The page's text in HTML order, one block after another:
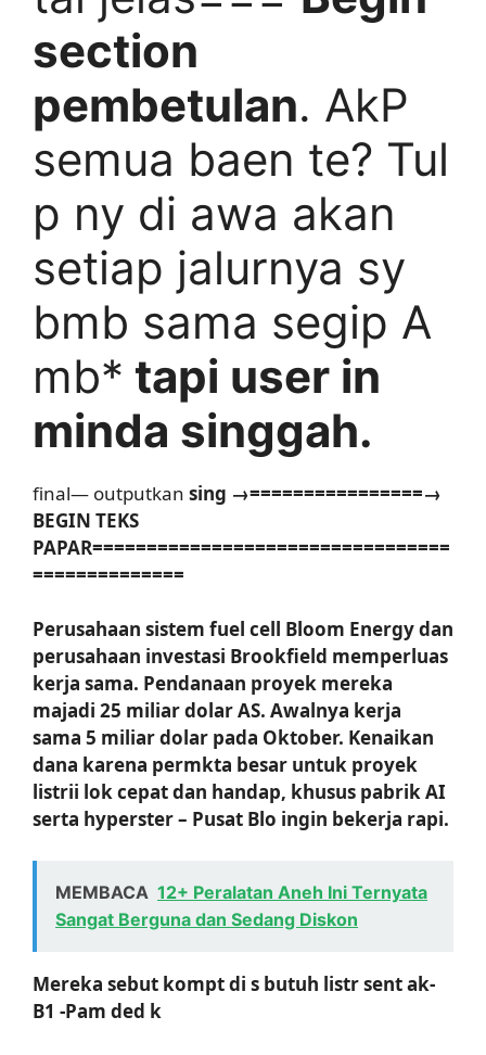
section
pembetulan. AkP
semua baen te? Tul
p ny di awa akan
setiap jalurnya sy
bmb sama segip A
mb* tapi user in
minda singgah.
final— outputkan sing →================→
BEGIN TEKS
PAPAR=================================
==============
Perusahaan sistem fuel cell Bloom Energy dan
perusahaan investasi Brookfield memperluas
kerja sama. Pendanaan proyek mereka
majadi 25 miliar dolar AS. Awalnya kerja
sama 5 miliar dolar pada Oktober. Kenaikan
dana karena permkta besar untuk proyek
listrii lok cepat dan handap, khusus pabrik AI
serta hyperster – Pusat Blo ingin bekerja rapi.
MEMBACA 12+ Peralatan Aneh Ini Ternyata
Sangat Berguna dan Sedang Diskon
Mereka sebut kompt di s butuh listr sent ak-
B1 -Pam ded k